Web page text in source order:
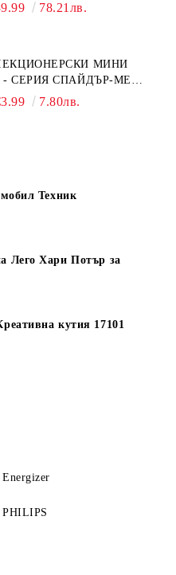
78.21лв.
МИНИ
СЕРИЯ СПАЙДЪР-МЕН:
ВСЕЛЕНАТА 71050
7.80лв.
Техник
Лего Хари Потър за
кутия 17101
Energizer
PHILIPS